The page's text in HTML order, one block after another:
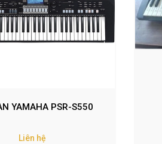
YAMAHA PSR-S550
Liên hệ